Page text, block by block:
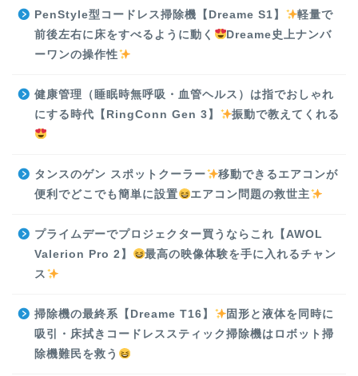
PenStyle型コードレス掃除機【Dreame S1】
軽量で
前後左右に床をすべるように動く
Dreame史上ナンバ
ーワンの操作性
健康管理（睡眠時無呼吸・血管ヘルス）は指でおしゃれ
にする時代【RingConn Gen 3】
振動で教えてくれる
タンスのゲン スポットクーラー
移動できるエアコンが
便利でどこでも簡単に設置
エアコン問題の救世主
プライムデーでプロジェクター買うならこれ【AWOL
Valerion Pro 2】
最高の映像体験を手に入れるチャン
ス
掃除機の最終系【Dreame T16】
固形と液体を同時に
吸引・床拭きコードレススティック掃除機はロボット掃
除機難民を救う